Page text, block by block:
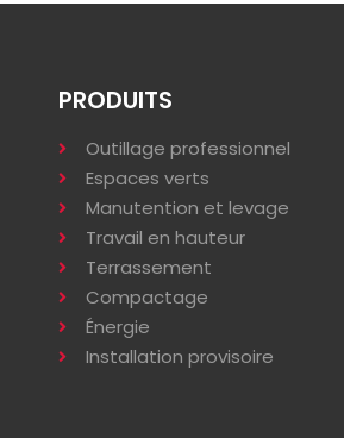
PRODUITS
Outillage professionnel
Espaces verts
Manutention et levage
Travail en hauteur
Terrassement
Compactage
Énergie
Installation provisoire